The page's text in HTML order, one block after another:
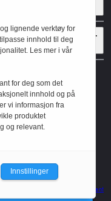
Utvikler: Xlent
lignende verktøy for
innhold til deg
Les mer i vår
for deg som det
innhold og på
vi informasjon fra
produktet
og relevant.
Innstillinger